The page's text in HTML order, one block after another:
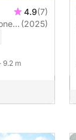
4.9(7)
(2025)
· 9.2 m